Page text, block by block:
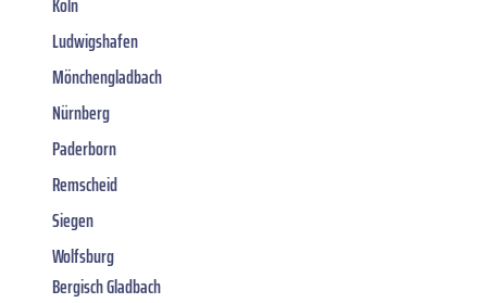
Ludwigshafen
Mönchengladbach
Nürnberg
Paderborn
Remscheid
Siegen
Wolfsburg
Bergisch Gladbach